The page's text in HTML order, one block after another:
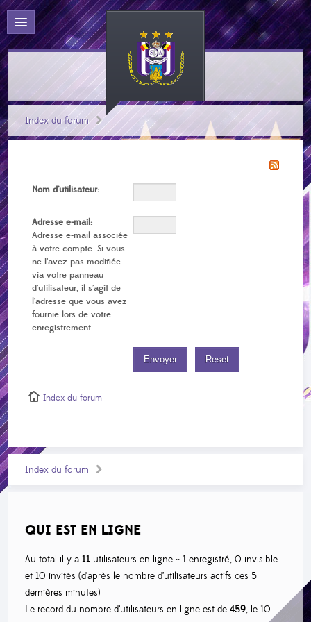
Index du forum
Nom d’utilisateur:
Adresse e-mail:
Adresse e-mail associée
à votre compte. Si vous
ne l’avez pas modifiée
via votre panneau
d’utilisateur, il s’agit de
l’adresse que vous avez
fournie lors de votre
enregistrement.
Index du forum
Index du forum
QUI EST EN LIGNE
Au total il y a11 utilisateurs en ligne :: 1 enregistré, 0 invisible
et 10 invités (d’après le nombre d’utilisateurs actifs ces 5
dernières minutes)
Le record du nombre d’utilisateurs en ligne est de459, le 10